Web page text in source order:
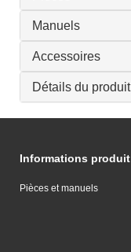
Manuels
Accessoires
Détails du produit
Informations produit
Pièces et manuels